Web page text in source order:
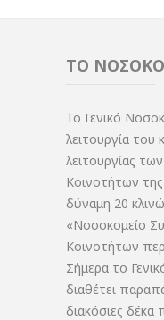
ΤΟ
Το Γενικό
λειτουργία του
λειτουργίας
Κοινοτήτων
δύναμη 20
«Νοσοκομείο
Κοινοτήτων
Σήμερα το
διαθέτει
διακόσιες δέκα